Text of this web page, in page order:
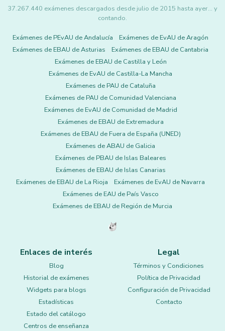
37.267.440 exámenes descargados desde julio de 2015 hasta ayer... y
contando.
Exámenes de PEvAU de Andalucía
Exámenes de EvAU de Aragón
Exámenes de EBAU de Asturias
Exámenes de EBAU de Cantabria
Exámenes de EBAU de Castilla y León
Exámenes de EvAU de Castilla-La Mancha
Exámenes de PAU de Cataluña
Exámenes de PAU de Comunidad Valenciana
Exámenes de EvAU de Comunidad de Madrid
Exámenes de EBAU de Extremadura
Exámenes de EBAU de Fuera de España (UNED)
Exámenes de ABAU de Galicia
Exámenes de PBAU de Islas Baleares
Exámenes de EBAU de Islas Canarias
Exámenes de EBAU de La Rioja
Exámenes de EvAU de Navarra
Exámenes de EAU de País Vasco
Exámenes de EBAU de Región de Murcia
Enlaces de interés
Blog
Historial de exámenes
Widgets para blogs
Estadísticas
Estado del catálogo
Centros de enseñanza
Legal
Términos y Condiciones
Política de Privacidad
Configuración de Privacidad
Contacto